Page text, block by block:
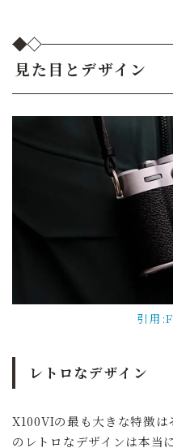
見た目とデザイン
引用
レトロなデザイン
X100VIの最も大きな特徴は
のレトロなデザインは本当